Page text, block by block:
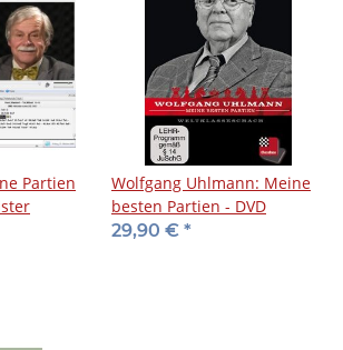
Partien
Wolfgang Uhlmann: Meine
besten Partien - DVD
29,90 € *